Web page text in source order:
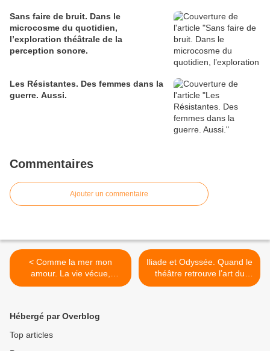
Sans faire de bruit. Dans le
microcosme du quotidien,
l’exploration théâtrale de la
perception sonore.
Les Résistantes. Des femmes dans la
guerre. Aussi.
Commentaires
Ajouter un commentaire
< Comme la mer mon
amour. La vie vécue,
matière théâtrale.
Iliade et Odyssée. Quand le
théâtre retrouve l’art du
conteur et le souffle qui
Hébergé par Overblog
Top articles